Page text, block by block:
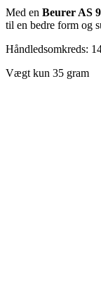
Med en Beurer AS
til en bedre form og
Håndledsomkreds:
Vægt kun 35 gram